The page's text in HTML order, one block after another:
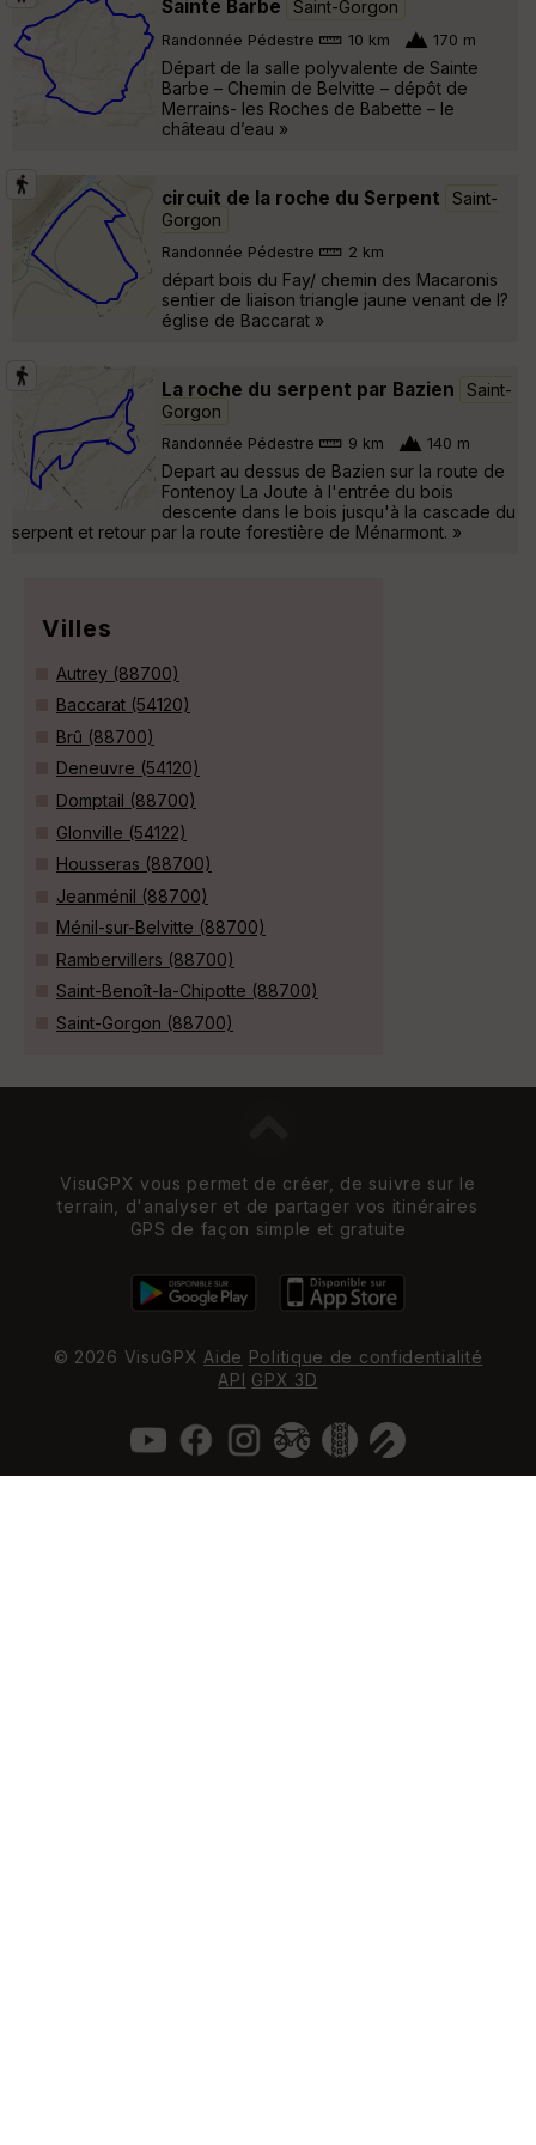
Sainte Barbe Saint-Gorgon
Randonnée Pédestre 10 km 170 m
Départ de la salle polyvalente de Sainte
Barbe – Chemin de Belvitte – dépôt de
Merrains- les Roches de Babette – le
château d’eau »
circuit de la roche du Serpent
Saint-
Gorgon
Randonnée Pédestre 2 km
départ bois du Fay/ chemin des Macaronis
sentier de liaison triangle jaune venant de l?
église de Baccarat »
La roche du serpent par Bazien
Saint-
Gorgon
Randonnée Pédestre 9 km 140 m
Depart au dessus de Bazien sur la route de
Fontenoy La Joute à l'entrée du bois
descente dans le bois jusqu'à la cascade du
serpent et retour par la route forestière de Ménarmont. »
Villes
Autrey (88700)
Baccarat (54120)
Brû (88700)
Deneuvre (54120)
Domptail (88700)
Glonville (54122)
Housseras (88700)
Jeanménil (88700)
Ménil-sur-Belvitte (88700)
Rambervillers (88700)
Saint-Benoît-la-Chipotte (88700)
Saint-Gorgon (88700)
VisuGPX vous permet de créer, de suivre sur le
terrain, d'analyser et de partager vos itinéraires
GPS de façon simple et gratuite
© 2026 VisuGPX Aide Politique de confidentialité
API GPX 3D